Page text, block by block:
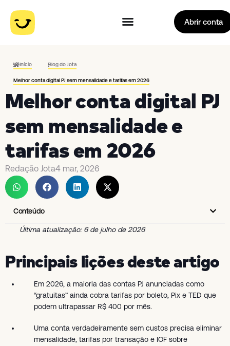
Abrir conta
Início Blog do Jota
Melhor conta digital PJ sem mensalidade e tarifas em 2026
Melhor conta digital PJ
sem mensalidade e
tarifas em 2026
Redação Jota4 mar, 2026
Conteúdo
Última atualização: 6 de julho de 2026
Principais lições deste artigo
Em 2026, a maioria das contas PJ anunciadas como
“gratuitas” ainda cobra tarifas por boleto, Pix e TED que
podem ultrapassar R$ 400 por mês.
Uma conta verdadeiramente sem custos precisa eliminar
mensalidade, tarifas por transação e IOF sobre